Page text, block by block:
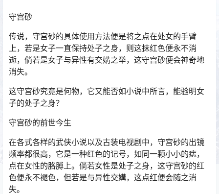
守宫砂
传说，守宫砂的具体使用方法便是将之点在处女的手臂
上，若是女子一直保持处子之身，则这抹红色便永不消
逝，倘若是女子与异性有交媾之举，这守宫砂便会神奇地
消失。
这守宫砂究竟是何物，它又能否如小说中所言，能验明女
子的处子之身？
守宫砂的前世今生
在各式各样的武侠小说以及古装电视剧中，守宫砂的出镜
频率都很高，它是一种红色的记号，如同一颗小小的痣，
点在女性的胳膊上。倘若女性是处子之身，这守宫砂的红
色便永不褪色，但若是与异性交媾，这点红便会随之消
失。